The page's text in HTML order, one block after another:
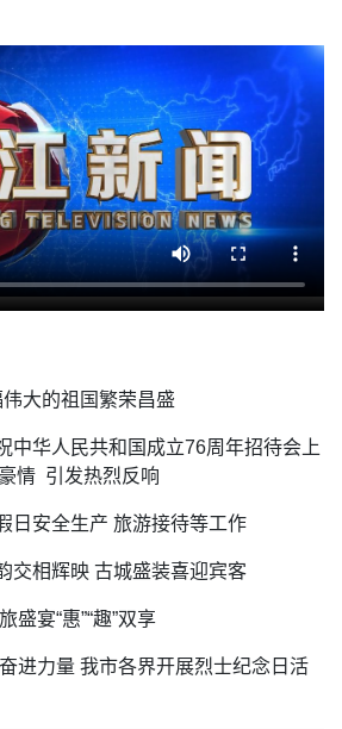
大的祖国繁荣昌盛
中华人民共和国成立76周年招待会上
情 引发热烈反响
日安全生产 旅游接待等工作
交相辉映 古城盛装喜迎宾客
盛宴“惠”“趣”双享
进力量 我市各界开展烈士纪念日活